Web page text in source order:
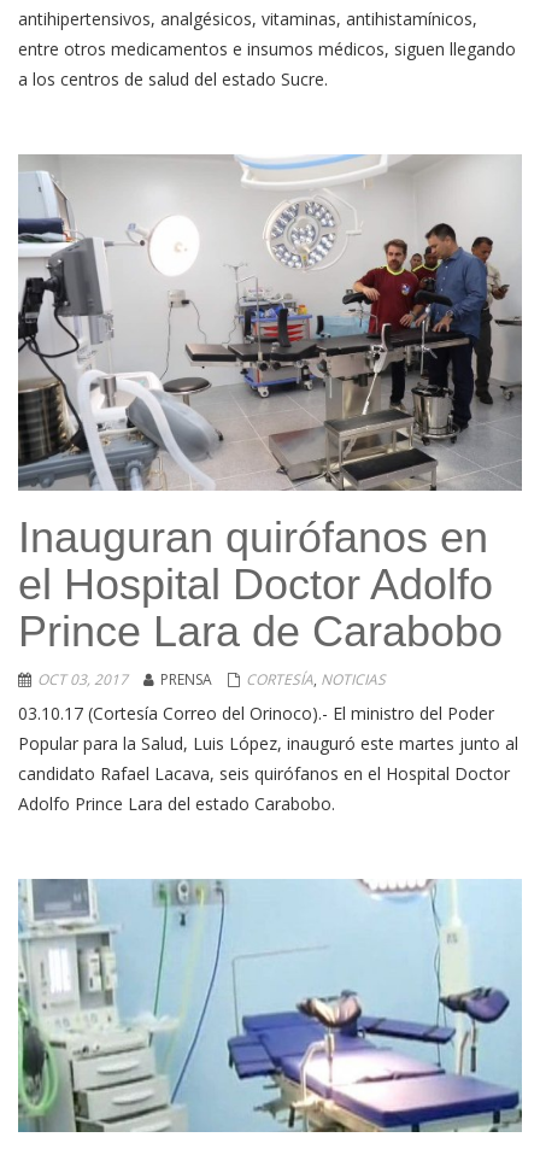
antihipertensivos, analgésicos, vitaminas, antihistamínicos,
entre otros medicamentos e insumos médicos, siguen llegando
a los centros de salud del estado Sucre.
Inauguran quirófanos en
el Hospital Doctor Adolfo
Prince Lara de Carabobo
OCT 03, 2017 PRENSA CORTESÍA, NOTICIAS
03.10.17 (Cortesía Correo del Orinoco).- El ministro del Poder
Popular para la Salud, Luis López, inauguró este martes junto al
candidato Rafael Lacava, seis quirófanos en el Hospital Doctor
Adolfo Prince Lara del estado Carabobo.